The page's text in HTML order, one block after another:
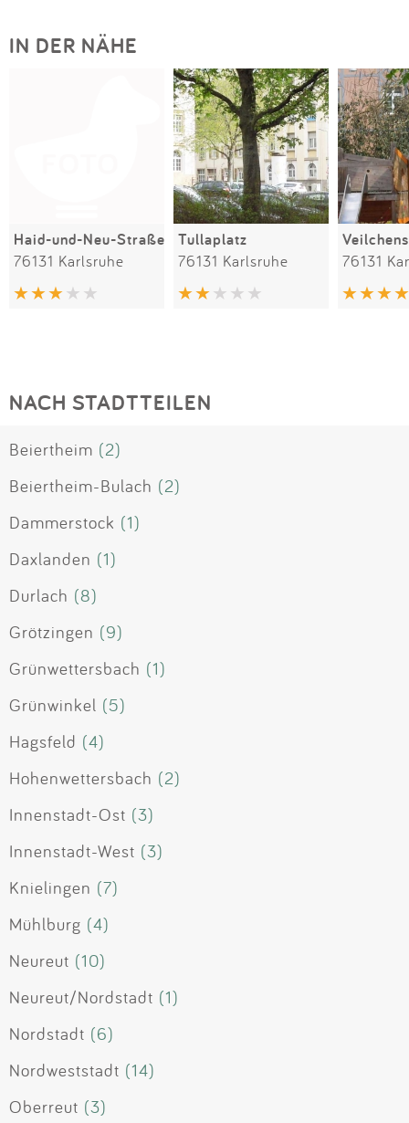
IN DER NÄHE
Haid-und-Neu-Straße
76131 Karlsruhe
Tullaplatz
76131 Karlsruhe 76131
NACH STADTTEILEN
Beiertheim (2)
Beiertheim-Bulach (2)
Dammerstock (1)
Daxlanden (1)
Durlach (8)
Grötzingen (9)
Grünwettersbach (1)
Grünwinkel (5)
Hagsfeld (4)
Hohenwettersbach (2)
Innenstadt-Ost (3)
Innenstadt-West (3)
Knielingen (7)
Mühlburg (4)
Neureut (10)
Neureut/Nordstadt (1)
Nordstadt (6)
Nordweststadt (14)
Oberreut (3)